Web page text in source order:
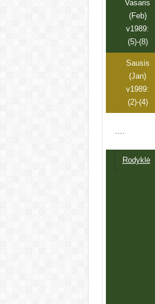
Vasaris
(Feb)
v1989:
(5)-(8)
Sausis
(Jan)
v1989:
(2)-(4)
….
Rodyklė